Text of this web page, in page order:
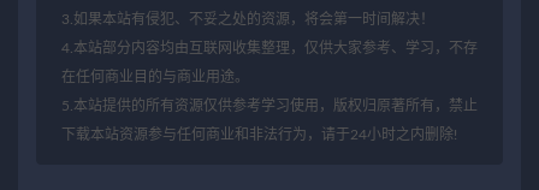
3.如果本站有侵犯、不妥之处的资源，将会第一时间解决！
4.本站部分内容均由互联网收集整理，仅供大家参考、学习，不存
在任何商业目的与商业用途。
5.本站提供的所有资源仅供参考学习使用，版权归原著所有，禁止
下载本站资源参与任何商业和非法行为，请于24小时之内删除!